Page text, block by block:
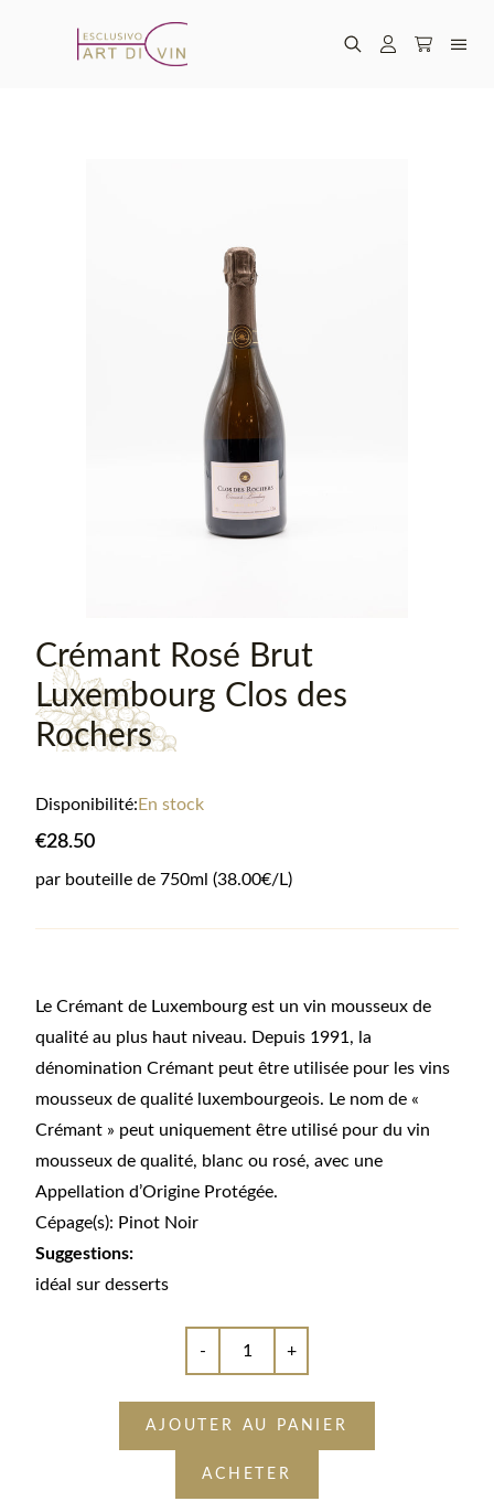
Crémant Rosé Brut
Luxembourg Clos des
Rochers
Disponibilité: En stock
€28.50
par bouteille de 750ml (38.00€/L)
Le Crémant de Luxembourg est un vin mousseux de
qualité au plus haut niveau. Depuis 1991, la
dénomination Crémant peut être utilisée pour les vins
mousseux de qualité luxembourgeois. Le nom de «
Crémant » peut uniquement être utilisé pour du vin
mousseux de qualité, blanc ou rosé, avec une
Appellation d’Origine Protégée.
Cépage(s): Pinot Noir
Suggestions:
idéal sur desserts
- +
AJOUTER AU PANIER
ACHETER